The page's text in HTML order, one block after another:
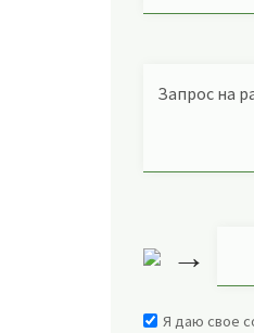
Запрос на
→
Я даю свое